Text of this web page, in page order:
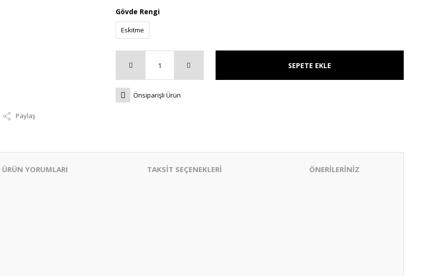
Paylaş
Gövde Rengi
Eskitme
SEPETE EKLE
Önsiparişli Ürün
ÜRÜN YORUMLARI TAKSİT SEÇENEKLERİ ÖNERİLERİNİZ